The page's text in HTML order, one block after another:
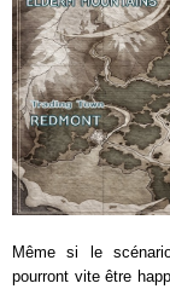
Même si le
pourront vite être